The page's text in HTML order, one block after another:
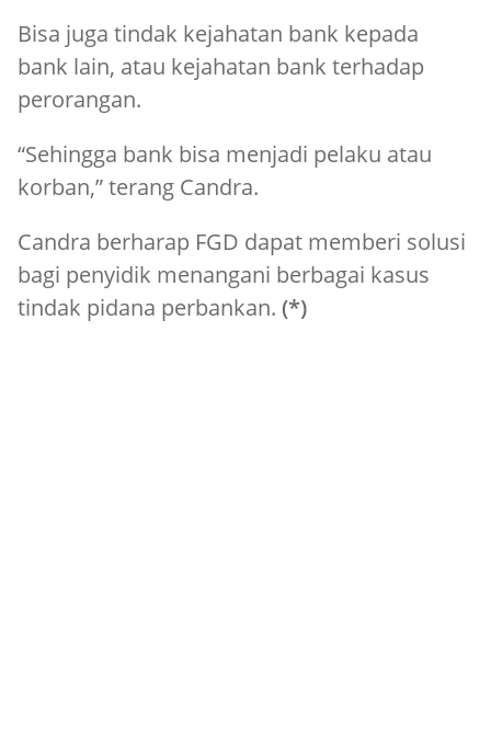
Bisa juga tindak kejahatan bank kepada
bank lain, atau kejahatan bank terhadap
perorangan.
“Sehingga bank bisa menjadi pelaku atau
korban,” terang Candra.
Candra berharap FGD dapat memberi solusi
bagi penyidik menangani berbagai kasus
tindak pidana perbankan. (*)